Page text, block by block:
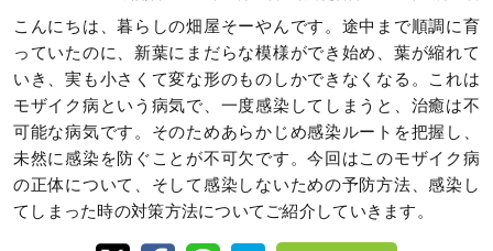
こんにちは、暮らしの畑屋そーやんです。途中まで順調に育
っていたのに、新葉にまだらな模様ができ始め、葉が縮れて
いき、実も小さくて変な形のものしかできなくなる。これは
モザイク病という病気で、一度感染してしまうと、治癒は不
可能な病気です。そのためあらかじめ感染ルートを把握し、
未然に感染を防ぐことが不可欠です。今回はこのモザイク病
の正体について、そして感染しないための予防方法、感染し
てしまった時の対策方法についてご紹介していきます。